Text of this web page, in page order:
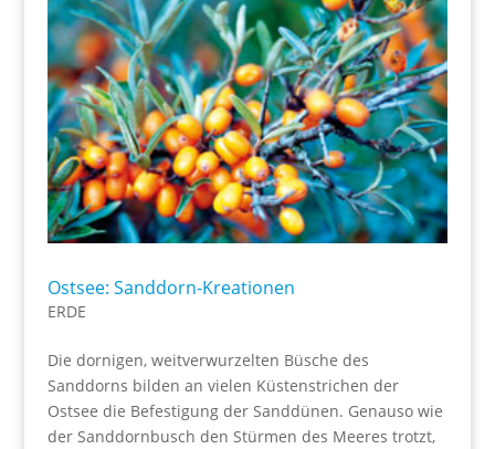
Ostsee: Sanddorn-Kreationen
ERDE
Die dornigen, weitverwurzelten Büsche des
Sanddorns bilden an vielen Küstenstrichen der
Ostsee die Befestigung der Sanddünen. Genauso wie
der Sanddornbusch den Stürmen des Meeres trotzt,